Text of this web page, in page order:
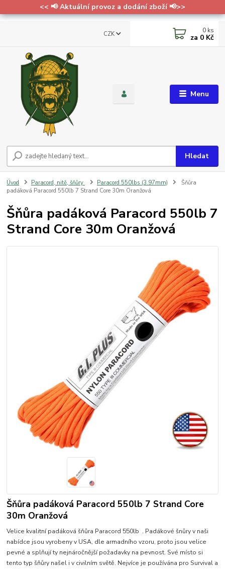
<< 📢 Aktuální provoz a dodání zboží 📢>>
Menu
CZK
Hledat
0 ks
za 0 Kč
Úvod Paracord, nitě, šňůry Paracord 550lbs (3.97mm)
Šňůra
padáková Paracord 550lb 7 Strand Core 30m Oranžová
Šňůra padáková Paracord 550lb 7
Strand Core 30m Oranžová
Šňůra padáková Paracord 550lb 7 Strand Core
30m Oranžová
Velice kvalitní padáková šňůra Paracord 550lb . Padákové šnůry v naši
nabídce jsou vyrobeny v USA, dle armadního vzoru, proto jsou velice
pevné a splňují ty nejnáročnější požadavky na pevnost. Své místo si
tento typ šňůry našel i v civilním světě. Nejvíce je používána pro Survival a